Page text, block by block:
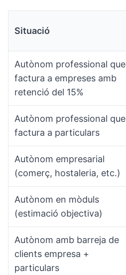
Situació
Autònom professional que
factura a empreses amb
retenció del 15%
Autònom professional que
factura a particulars
Autònom empresarial
(comerç, hostaleria, etc.)
Autònom en mòduls
(estimació objectiva)
Autònom amb barreja de
clients empresa +
particulars